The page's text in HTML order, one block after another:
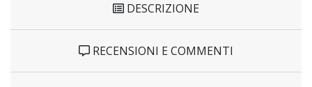
DESCRIZIONE
RECENSIONI E COMMENTI